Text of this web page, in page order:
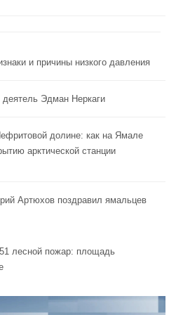
и причины низкого давления
Эдман Неркаги
долине: как на Ямале
арктической станции
Артюхов поздравил ямальцев
лесной пожар: площадь